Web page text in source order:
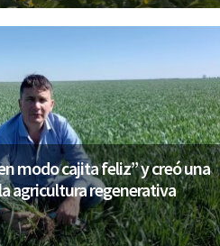
modo cajita feliz” y creó una
agricultura regenerativa